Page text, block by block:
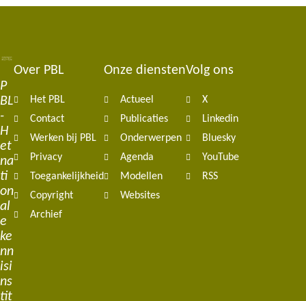
P
BL
-
H
et
na
ti
on
al
e
ke
nn
isi
ns
tit
Footer
navigation
Over PBL
Het PBL
Contact
Werken bij PBL
Privacy
Toegankelijkheid
Copyright
Archief
Onze diensten
Actueel
Publicaties
Onderwerpen
Agenda
Modellen
Websites
Volg ons
X
Linkedin
Bluesky
YouTube
RSS